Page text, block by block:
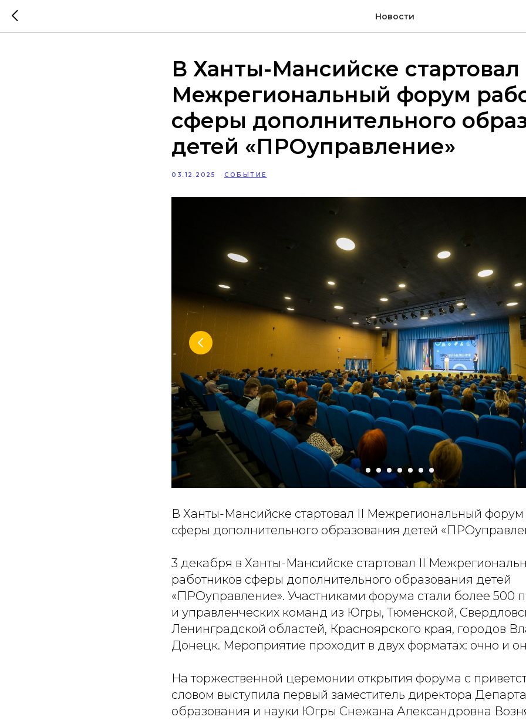
Новости
В Ханты-Мансийске стартовал
Межрегиональный форум
сферы дополнительного
детей «ПРОуправление»
03.12.2025 СОБЫТИЕ
В Ханты-Мансийске стартовал II Межрегиональный форум
сферы дополнительного образования детей
3 декабря в Ханты-Мансийске стартовал II
работников сферы дополнительного образования детей
«ПРОуправление». Участниками форума стали более 500
и управленческих команд из Югры, Тюменской,
Ленинградской областей, Красноярского края, городов
Донецк. Мероприятие проходит в двух форматах: очно и
На торжественной церемонии открытия форума с
словом выступила первый заместитель директора
образования и науки Югры Снежана Александровна